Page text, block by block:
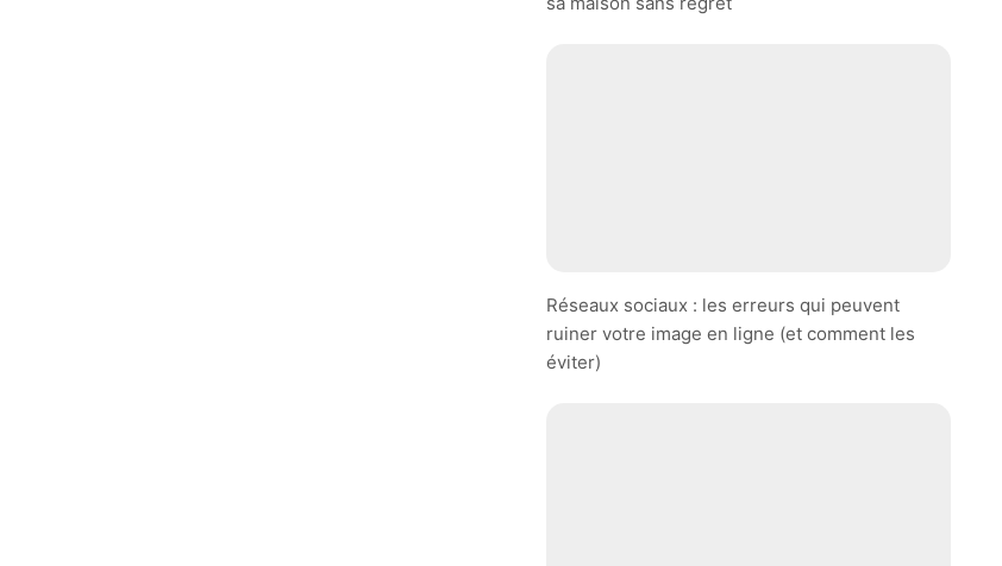
Réseaux sociaux : les erreurs qui peuvent
ruiner votre image en ligne (et comment les
éviter)